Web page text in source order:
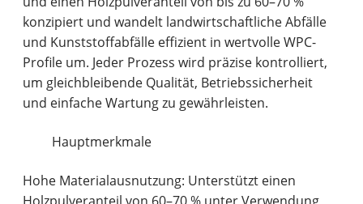
konzipiert und wandelt landwirtschaftliche Abfälle
und Kunststoffabfälle effizient in wertvolle WPC-
Profile um. Jeder Prozess wird präzise kontrolliert,
um gleichbleibende Qualität, Betriebssicherheit
und einfache Wartung zu gewährleisten.
Hauptmerkmale
Hohe Materialausnutzung: Unterstützt einen